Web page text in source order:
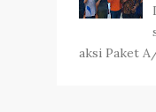
aksi Paket